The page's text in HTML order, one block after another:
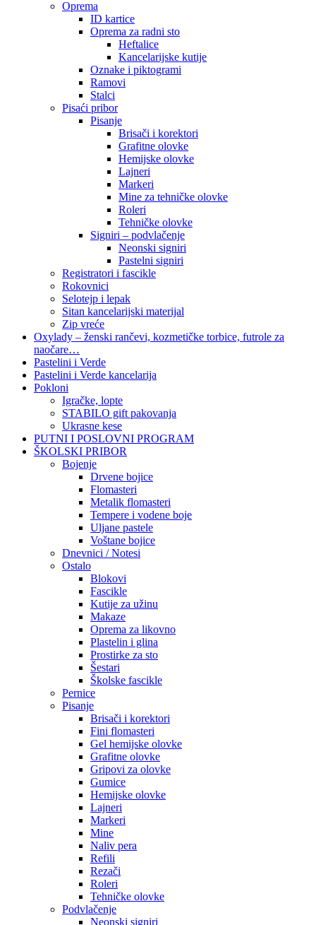
Oprema
ID kartice
Oprema za radni sto
Heftalice
Kancelarijske kutije
Oznake i piktogrami
Ramovi
Stalci
Pisaći pribor
Pisanje
Brisači i korektori
Grafitne olovke
Hemijske olovke
Lajneri
Markeri
Mine za tehničke olovke
Roleri
Tehničke olovke
Signiri – podvlačenje
Neonski signiri
Pastelni signiri
Registratori i fascikle
Rokovnici
Selotejp i lepak
Sitan kancelarijski materijal
Zip vreće
Oxylady – ženski rančevi, kozmetičke torbice, futrole za
naočare…
Pastelini i Verde
Pastelini i Verde kancelarija
Pokloni
Igračke, lopte
STABILO gift pakovanja
Ukrasne kese
PUTNI I POSLOVNI PROGRAM
ŠKOLSKI PRIBOR
Bojenje
Drvene bojice
Flomasteri
Metalik flomasteri
Tempere i vodene boje
Uljane pastele
Voštane bojice
Dnevnici / Notesi
Ostalo
Blokovi
Fascikle
Kutije za užinu
Makaze
Oprema za likovno
Plastelin i glina
Prostirke za sto
Šestari
Školske fascikle
Pernice
Pisanje
Brisači i korektori
Fini flomasteri
Gel hemijske olovke
Grafitne olovke
Gripovi za olovke
Gumice
Hemijske olovke
Lajneri
Markeri
Mine
Naliv pera
Refili
Rezači
Roleri
Tehničke olovke
Podvlačenje
Neonski signiri